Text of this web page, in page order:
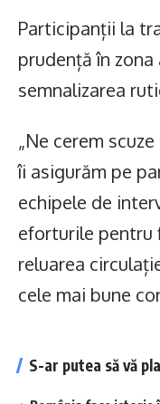
Participanții la
prudență în
semnalizarea
„Ne cerem
îi asigurăm pe
echipele de
eforturile pentru
reluarea
cele mai bune
S-ar putea să vă